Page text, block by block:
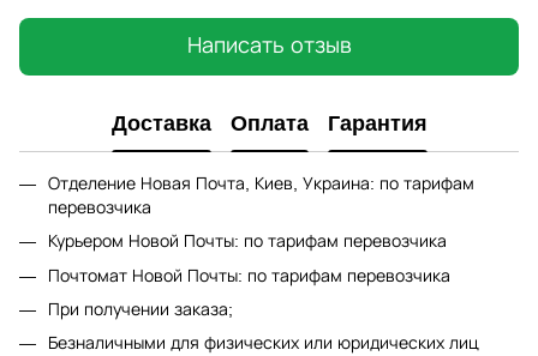
Написать отзыв
Доставка Оплата Гарантия
Отделение Новая Почта, Киев, Украина: по тарифам
перевозчика
Курьером Новой Почты: по тарифам перевозчика
Почтомат Новой Почты: по тарифам перевозчика
При получении заказа;
Безналичными для физических или юридических лиц